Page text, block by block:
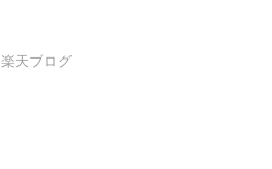
楽天ブログ